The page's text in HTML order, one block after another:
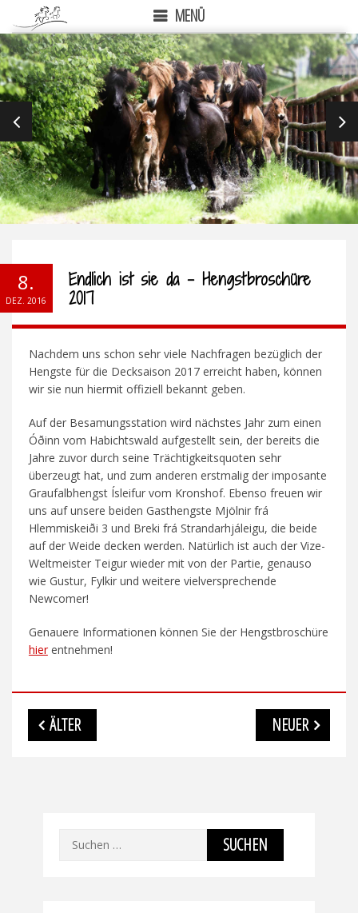
MENÜ
PREVIOUS
8.
DEZ. 2016
Endlich ist sie da – Hengstbroschüre
2017
Nachdem uns schon sehr viele Nachfragen bezüglich der
Hengste für die Decksaison 2017 erreicht haben, können
wir sie nun hiermit offiziell bekannt geben.
Auf der Besamungsstation wird nächstes Jahr zum einen
Óðinn vom Habichtswald aufgestellt sein, der bereits die
Jahre zuvor durch seine Trächtigkeitsquoten sehr
überzeugt hat, und zum anderen erstmalig der imposante
Graufalbhengst Ísleifur vom Kronshof. Ebenso freuen wir
uns auf unsere beiden Gasthengste Mjölnir frá
Hlemmiskeiði 3 und Breki frá Strandarhjáleigu, die beide
auf der Weide decken werden. Natürlich ist auch der Vize-
Weltmeister Teigur wieder mit von der Partie, genauso
wie Gustur, Fylkir und weitere vielversprechende
Newcomer!
Genauere Informationen können Sie der Hengstbroschüre
hierentnehmen!
Beitragsnavigation
ÄLTER NEUER
Suchen